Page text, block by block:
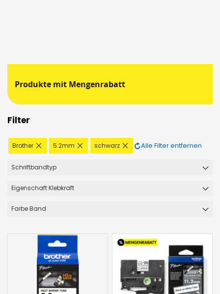
Produkte mit Mengenrabatt
Filter
Brother
Diesen
Artikel
5.2mm
Diesen
Artikel
schwarz
Diesen
Artikel
Alle Filter entfernen
Schriftbandtyp
Eigenschaft Klebkraft
Farbe Band